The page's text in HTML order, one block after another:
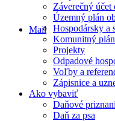
Mail
Záverečný účet
Územný plán
Hospodársky a
Komunitný
Projekty
Odpadové
Voľby a
Zápisnice a
Ako vybaviť
Daňové
Daň za psa